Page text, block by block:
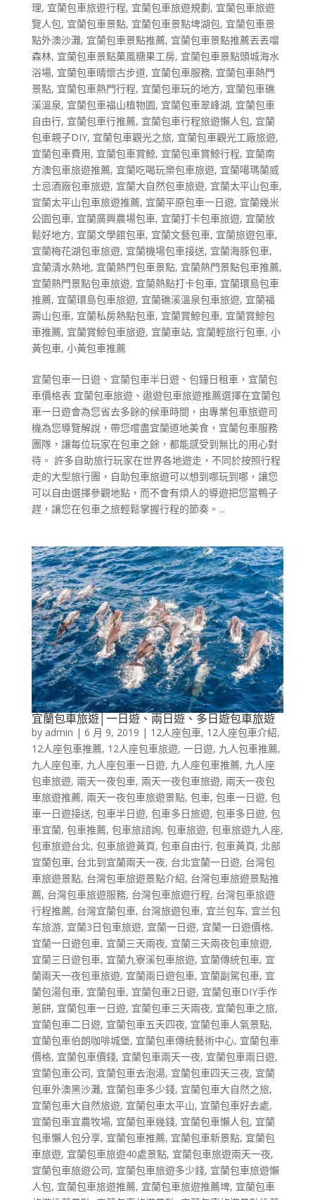
理, 宜蘭包車旅遊行程, 宜蘭包車旅遊規劃, 宜蘭包車旅遊
覽人包, 宜蘭包車景點, 宜蘭包車景點埤湖包, 宜蘭包車景
點外澳沙灘, 宜蘭包車景點推薦, 宜蘭包車景點推薦丟丟噹
森林, 宜蘭包車景點菓風糖果工房, 宜蘭包車景點頭城海水
浴場, 宜蘭包車晴懷古步道, 宜蘭包車服務, 宜蘭包車熱門
景點, 宜蘭包車熱門行程, 宜蘭包車玩的地方, 宜蘭包車礁
溪溫泉, 宜蘭包車福山植物園, 宜蘭包車翠峰湖, 宜蘭包車
自由行, 宜蘭包車行推薦, 宜蘭包車行程旅遊懶人包, 宜蘭
包車親子DIY, 宜蘭包車觀光之旅, 宜蘭包車觀光工廠旅遊,
宜蘭包車費用, 宜蘭包車賞鯨, 宜蘭包車賞鯨行程, 宜蘭南
方澳包車旅遊推薦, 宜蘭吃喝玩樂包車旅遊, 宜蘭噶瑪蘭威
士忌酒廠包車旅遊, 宜蘭大自然包車旅遊, 宜蘭太平山包車,
宜蘭太平山包車旅遊推薦, 宜蘭平原包車一日遊, 宜蘭幾米
公園包車, 宜蘭廣興農場包車, 宜蘭打卡包車旅遊, 宜蘭放
鬆好地方, 宜蘭文學館包車, 宜蘭文藝包車, 宜蘭旅遊包車,
宜蘭梅花湖包車旅遊, 宜蘭機場包車接送, 宜蘭海豚包車,
宜蘭清水熱地, 宜蘭熱門包車景點, 宜蘭熱門景點包車推薦,
宜蘭熱門景點包車旅遊, 宜蘭熱點打卡包車, 宜蘭環島包車
推薦, 宜蘭環島包車旅遊, 宜蘭礁溪溫泉包車旅遊, 宜蘭福
壽山包車, 宜蘭私房熱點包車, 宜蘭賞鯨包車, 宜蘭賞鯨包
車推薦, 宜蘭賞鯨包車旅遊, 宜蘭車站, 宜蘭輕旅行包車, 小
黃包車, 小黃包車推薦
宜蘭包車一日遊、宜蘭包車半日遊、包鐘日租車，宜蘭包
車價格表 宜蘭包車旅遊、遨遊包車旅遊推薦選擇在宜蘭包
車一日遊會為您省去多餘的候車時間，由專業包車旅遊司
機為您導覽解說，帶您嚐盡宜蘭道地美食，宜蘭包車服務
團隊，讓每位玩家在包車之餘，都能感受到無比的用心對
待。 許多自助旅行玩家在世界各地遊走，不同於按照行程
走的大型旅行團，自助包車旅遊可以想到哪玩到哪，讓您
可以自由選擇參觀地點，而不會有煩人的導遊把您當鴨子
趕，讓您在包車之旅輕鬆掌握行程的節奏。...
宜蘭包車旅遊│一日遊、兩日遊、多日遊包車旅遊
by admin | 6 月 9, 2019 | 12人座包車, 12人座包車介紹,
12人座包車推薦, 12人座包車旅遊, 一日遊, 九人包車推薦,
九人座包車, 九人座包車一日遊, 九人座包車推薦, 九人座
包車旅遊, 兩天一夜包車, 兩天一夜包車旅遊, 兩天一夜包
車旅遊推薦, 兩天一夜包車旅遊景點, 包車, 包車一日遊, 包
車一日遊接送, 包車半日遊, 包車多日旅遊, 包車多日遊, 包
車宜蘭, 包車推薦, 包車旅諮詢, 包車旅遊, 包車旅遊九人座,
包車旅遊台北, 包車旅遊黃頁, 包車自由行, 包車黃頁, 北部
宜蘭包車, 台北到宜蘭兩天一夜, 台北宜蘭一日遊, 台灣包
車旅遊景點, 台灣包車旅遊景點介紹, 台灣包車旅遊景點推
薦, 台灣包車旅遊服務, 台灣包車旅遊行程, 台灣包車旅遊
行程推薦, 台灣宜蘭包車, 台灣旅遊包車, 宜兰包车, 宜兰包
车旅游, 宜蘭3日包車旅遊, 宜蘭一日遊, 宜蘭一日遊價格,
宜蘭一日遊包車, 宜蘭三天兩夜, 宜蘭三天兩夜包車旅遊,
宜蘭三日遊包車, 宜蘭九寮溪包車旅遊, 宜蘭傳統包車, 宜
蘭兩天一夜包車旅遊, 宜蘭兩日遊包車, 宜蘭副駕包車, 宜
蘭包湯包車, 宜蘭包車, 宜蘭包車2日遊, 宜蘭包車DIY手作
蔥餅, 宜蘭包車一日遊, 宜蘭包車三天兩夜, 宜蘭包車之旅,
宜蘭包車二日遊, 宜蘭包車五天四夜, 宜蘭包車人氣景點,
宜蘭包車伯朗咖啡城堡, 宜蘭包車傳統藝術中心, 宜蘭包車
價格, 宜蘭包車價錢, 宜蘭包車兩天一夜, 宜蘭包車兩日遊,
宜蘭包車公司, 宜蘭包車去泡湯, 宜蘭包車四天三夜, 宜蘭
包車外澳黑沙灘, 宜蘭包車多少錢, 宜蘭包車大自然之旅,
宜蘭包車大自然旅遊, 宜蘭包車太平山, 宜蘭包車好去處,
宜蘭包車宜農牧場, 宜蘭包車幾錢, 宜蘭包車懶人包, 宜蘭
包車懶人包分享, 宜蘭包車推薦, 宜蘭包車新景點, 宜蘭包
車旅遊, 宜蘭包車旅遊40處景點, 宜蘭包車旅遊兩天一夜,
宜蘭包車旅遊公司, 宜蘭包車旅遊多少錢, 宜蘭包車旅遊懶
人包, 宜蘭包車旅遊推薦, 宜蘭包車旅遊推薦埤, 宜蘭包車